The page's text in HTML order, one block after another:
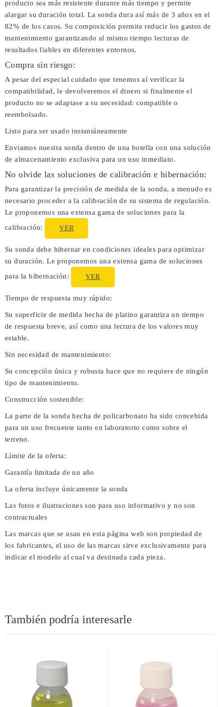
producto sea más resistente durante más tiempo y permite
alargar su duración total. La sonda dura así más de 3 años en el
82% de los casos. Su composición permite reducir los gastos de
mantenimiento garantizando al mismo tiempo lecturas de
resultados fiables en diferentes entornos.
Compra sin riesgo:
A pesar del especial cuidado que tenemos al verificar la
compatibilidad, le devolveremos el dinero si finalmente el
producto no se adaptase a su necesidad: compatible o
reembolsado.
Listo para ser usado instantáneamente
Enviamos nuestra sonda dentro de una botella con una solución
de almacenamiento exclusiva para un uso inmediato.
No olvide las soluciones de calibración e hibernación:
Para garantizar la precisión de medida de la sonda, a menudo es
necesario proceder a la calibración de su sistema de regulación.
Le proponemos una extensa gama de soluciones para la
calibración:
VER
Su sonda debe hibernar en condiciones ideales para optimizar
su duración. Le proponemos una extensa gama de soluciones
para la hibernación:
VER
Tiempo de respuesta muy rápido:
Su superficie de medida hecha de platino garantiza un tiempo
de respuesta breve, así como una lectura de los valores muy
estable.
Sin necesidad de mantenimiento:
Su concepción única y robusta hace que no requiere de ningún
tipo de mantenimiento.
Construcción sostenible:
La parte de la sonda hecha de policarbonato ha sido concebida
para un uso frecuente tanto en laboratorio como sobre el
terreno.
Límite de la oferta:
Garantía limitada de un año
La oferta incluye únicamente la sonda
Las fotos e ilustraciones son para uso informativo y no son
contractuales
Las marcas que se usan en esta página web son propiedad de
los fabricantes, el uso de las marcas sirve exclusivamente para
indicar el modelo al cual va destinada cada pieza.
También podría interesarle